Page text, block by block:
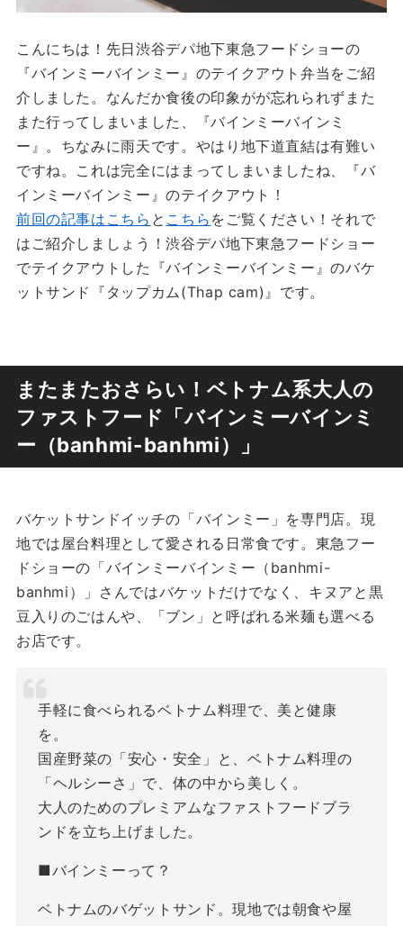
こんにちは！先日渋谷デパ地下東急フードショーの
『バインミーバインミー』のテイクアウト弁当をご紹
介しました。なんだか食後の印象がが忘れられずまた
また行ってしまいました、『バインミーバインミ
ー』。ちなみに雨天です。やはり地下道直結は有難い
ですね。これは完全にはまってしまいましたね、『バ
インミーバインミー』のテイクアウト！
前回の記事はこちら と こちら をご覧ください！それで
はご紹介しましょう！渋谷デパ地下東急フードショー
でテイクアウトした『バインミーバインミー』のバケ
ットサンド『タップカム(Thap cam)』です。
またまたおさらい！ベトナム系大人の
ファストフード「バインミーバインミ
ー（banhmi-banhmi）」
バケットサンドイッチの「バインミー」を専門店。現
地では屋台料理として愛される日常食です。東急フー
ドショーの「バインミーバインミー（banhmi-
banhmi）」さんではバケットだけでなく、キヌアと黒
豆入りのごはんや、「ブン」と呼ばれる米麺も選べる
お店です。
手軽に食べられるベトナム料理で、美と健康
を。
国産野菜の「安心・安全」と、ベトナム料理の
「ヘルシーさ」で、体の中から美しく。
大人のためのプレミアムなファストフードブラ
ンドを立ち上げました。
■バインミーって？
ベトナムのバゲットサンド。現地では朝食や屋